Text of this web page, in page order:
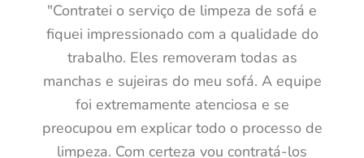
"Contratei o serviço de limpeza de sofá e
fiquei impressionado com a qualidade do
trabalho. Eles removeram todas as
manchas e sujeiras do meu sofá. A equipe
foi extremamente atenciosa e se
preocupou em explicar todo o processo de
limpeza. Com certeza vou contratá-los